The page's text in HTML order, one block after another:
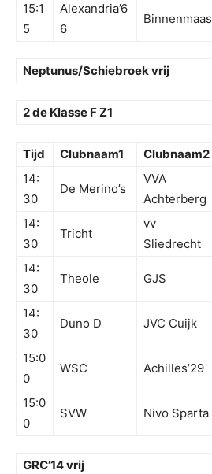
15:1
5
Alexandria’6
6
Binnenmaas
Neptunus/Schiebroek vrij
2 de Klasse F Z1
Tijd Clubnaam1 Clubnaam2
14:
30
De Merino’s
VVA
Achterberg
14:
30
Tricht
vv
Sliedrecht
14:
30
Theole GJS
14:
30
Duno D JVC Cuijk
15:0
0
WSC Achilles’29
15:0
0
SVW Nivo Sparta
GRC’14 vrij